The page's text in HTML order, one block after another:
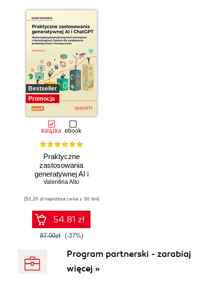
Bestseller
Promocja
książka ebook
Praktyczne
zastosowania
generatywnej AI i
ChatGPT.
potencjał inżynierii
promptów z
technologiami
OpenAI dla
zwiększenia
kreatywności.
Valentina Alto
(52,20 zł najniższa cena z 30 dni)
54.81 zł
87.00zł (-37%)
Program partnerski - zarabiaj
więcej »